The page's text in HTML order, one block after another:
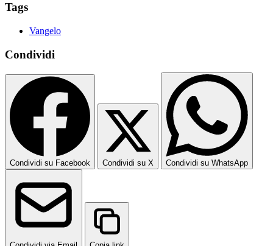
Tags
Vangelo
Condividi
Condividi su Facebook Condividi su X Condividi su WhatsApp